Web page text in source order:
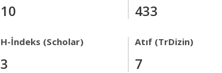
10 433
H-İndeks (Scholar)
3
Atıf (TrDizin)
7